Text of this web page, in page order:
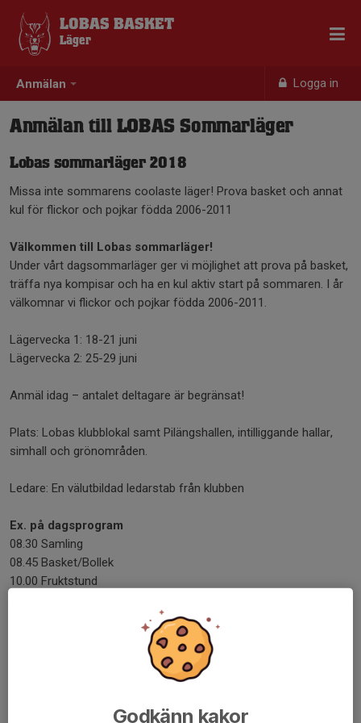
Anmälan Logga in
LOBAS BASKET
Läger
Anmälan till LOBAS Sommarläger
Lobas sommarläger 2018
Missa inte sommarens coolaste läger! Prova basket och annat
kul för flickor och pojkar födda 2006-2011
Välkommen till Lobas sommarläger!
Under vårt dagsommarläger ger vi möjlighet att prova på basket,
träffa nya kompisar och ha en kul aktiv start på sommaren. I år
välkomnar vi flickor och pojkar födda 2006-2011.
Lägervecka 1: 18-21 juni
Lägervecka 2: 25-29 juni
Anmäl idag – antalet deltagare är begränsat!
Plats: Lobas klubblokal samt Pilängshallen, intilliggande hallar,
simhall och grönområden.
Ledare: En välutbildad ledarstab från klubben
Ex. på dagsprogram
08.30 Samling
08.45 Basket/Bollek
10.00 Fruktstund
Godkänn kakor